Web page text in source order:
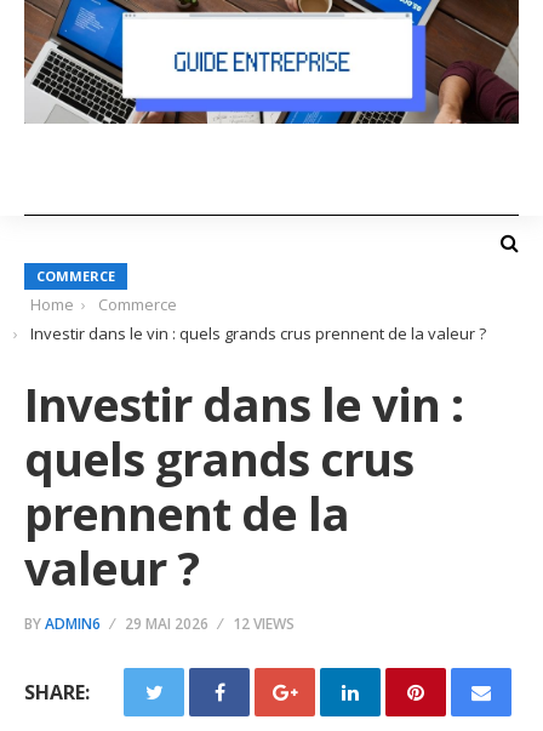
COMMERCE
Home
Commerce
Investir dans le vin : quels grands crus prennent de la valeur ?
Investir dans le vin :
quels grands crus
prennent de la
valeur ?
BYADMIN6 29 MAI 2026 12 VIEWS
SHARE: